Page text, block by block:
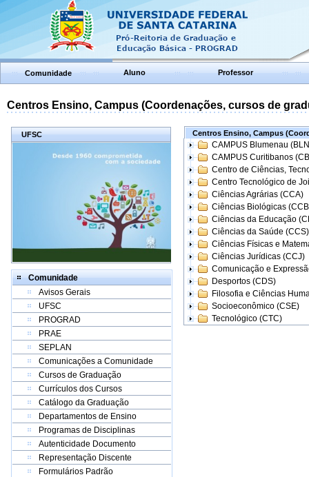
Comunidade Aluno Professor
Centros Ensino, Campus (Coordenações, cursos de
UFSC
Comunidade
Avisos Gerais
UFSC
PROGRAD
PRAE
SEPLAN
Comunicações a Comunidade
Cursos de Graduação
Currículos dos Cursos
Catálogo da Graduação
Departamentos de Ensino
Programas de Disciplinas
Autenticidade Documento
Representação Discente
Formulários Padrão
Centros Ensino, Campus
CAMPUS Blumenau
CAMPUS Curitibanos
Centro de Ciências,
Centro Tecnológico de
Ciências Agrárias (CCA)
Ciências Biológicas
Ciências da Educação
Ciências da Saúde (CCS)
Ciências Físicas e
Ciências Jurídicas (CCJ)
Comunicação e
Desportos (CDS)
Filosofia e Ciências
Socioeconômico (CSE)
Tecnológico (CTC)